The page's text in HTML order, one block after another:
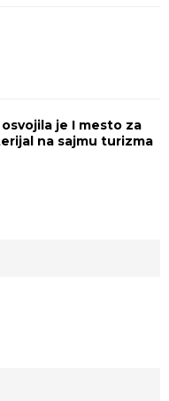
je I mesto za
na sajmu turizma